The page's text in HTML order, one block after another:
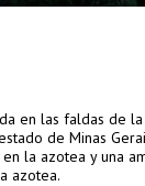
en las faldas de
de Minas
la azotea y una
azotea.